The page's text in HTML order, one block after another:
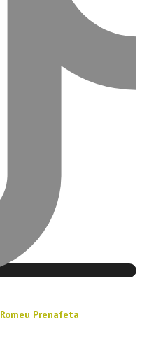
Romeu Prenafeta